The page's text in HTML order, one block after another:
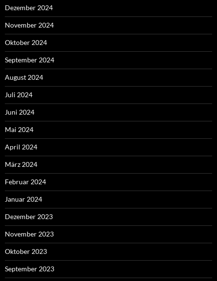
Dezember 2024
November 2024
Oktober 2024
September 2024
August 2024
Juli 2024
Juni 2024
Mai 2024
April 2024
März 2024
Februar 2024
Januar 2024
Dezember 2023
November 2023
Oktober 2023
September 2023